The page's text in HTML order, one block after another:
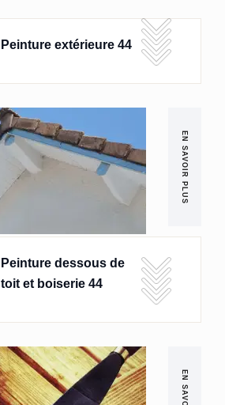
Peinture extérieure 44
EN SAVOIR PLUS
Peinture dessous de
toit et boiserie 44